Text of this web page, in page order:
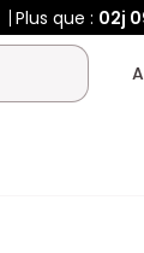
Plus que : 02j